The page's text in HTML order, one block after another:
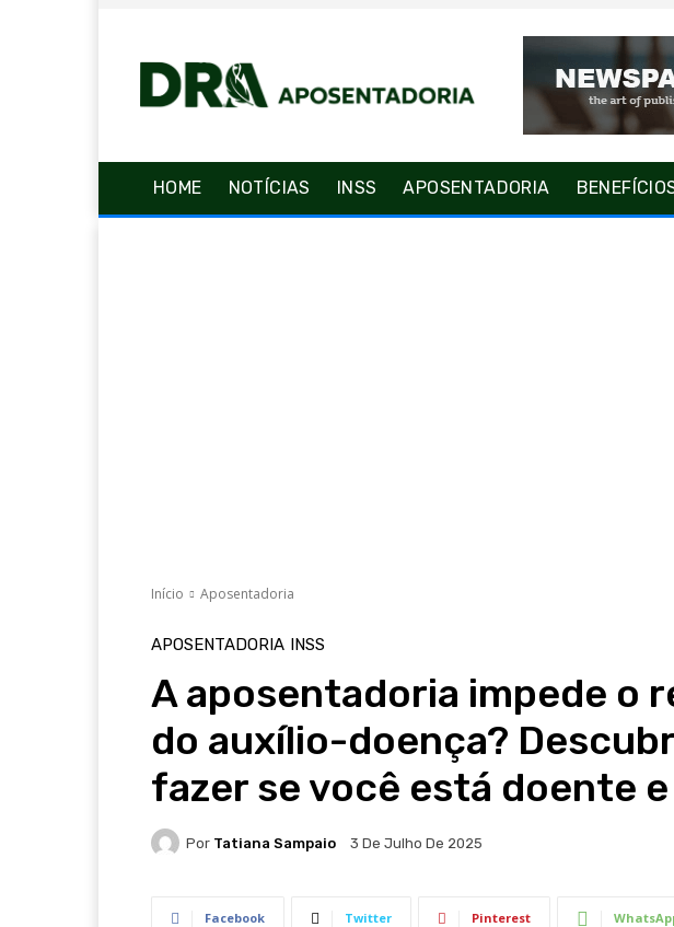
HOME NOTÍCIAS INSS APOSENTADORIA
Início Aposentadoria
APOSENTADORIA INSS
A aposentadoria impede o
do auxílio-doença?
fazer se você está doente
Por Tatiana Sampaio 3 De Julho De 2025
Facebook Twitter Pinterest